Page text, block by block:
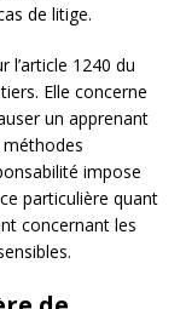
de litige.
l’article 1240 du
Elle concerne
un apprenant
impose
particulière quant
concernant les